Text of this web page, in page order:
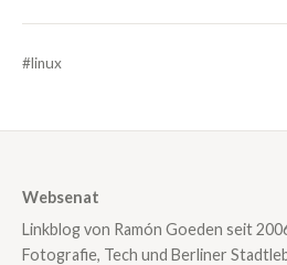
#linux
Websenat
Linkblog von Ramón Goeden seit
Fotografie, Tech und Berliner